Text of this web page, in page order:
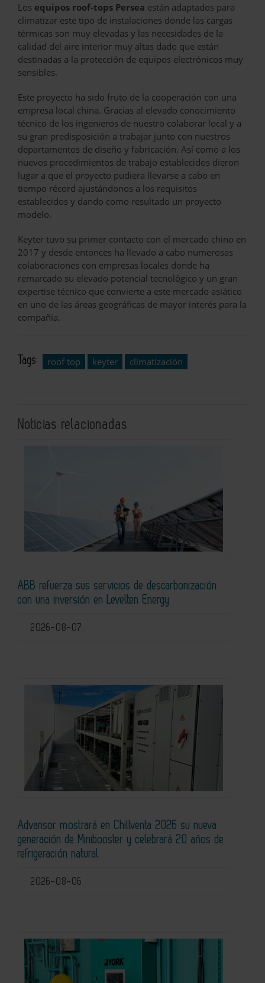
Los equipos roof-tops Persea están adaptados para
climatizar este tipo de instalaciones donde las cargas
térmicas son muy elevadas y las necesidades de la
calidad del aire interior muy altas dado que están
destinadas a la protección de equipos electrónicos muy
sensibles.
Este proyecto ha sido fruto de la cooperación con una
empresa local china. Gracias al elevado conocimiento
técnico de los ingenieros de nuestro colaborar local y a
su gran predisposición a trabajar junto con nuestros
departamentos de diseño y fabricación. Así como a los
nuevos procedimientos de trabajo establecidos dieron
lugar a que el proyecto pudiera llevarse a cabo en
tiempo récord ajustándonos a los requisitos
establecidos y dando como resultado un proyecto
modelo.
Keyter tuvo su primer contacto con el mercado chino en
2017 y desde entonces ha llevado a cabo numerosas
colaboraciones con empresas locales donde ha
remarcado su elevado potencial tecnológico y un gran
expertise técnico que convierte a este mercado asiático
en uno de las áreas geográficas de mayor interés para la
compañía.
Tags: roof top keyter climatización
Noticias relacionadas
ABB refuerza sus servicios de descarbonización
con una inversión en Levelten Energy
2026-08-07
Advansor mostrará en Chillventa 2026 su nueva
generación de Minibooster y celebrará 20 años de
refrigeración natural
2026-08-06